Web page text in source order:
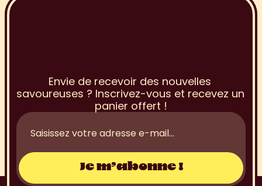
la Newslette
Envie de recevoir des nouvelles
savoureuses ? Inscrivez-vous et recevez un
panier offert !